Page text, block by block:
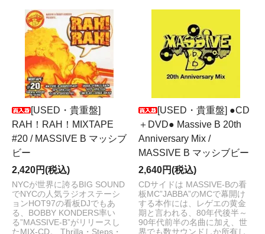
[USED・貴重盤]
RAH！RAH！MIXTAPE
#20 / MASSIVE B マッシブ
ビー
2,420円(税込)
NYCが世界に誇るBIG SOUND
でNYCの人気ラジオステーシ
ョンHOT97の看板DJでもあ
る、BOBBY KONDERS率い
る”MASSIVE-B”がリリースし
たMIX-CD。 Thrilla・Steps・
[USED・貴重盤] ●CD
＋DVD● Massive B 20th
Anniversary Mix /
MASSIVE B マッシブビー
2,640円(税込)
CDサイドは MASSIVE-Bの看
板MC”JABBA”のMCで幕開け
する本作には、レゲエの黄金
期と言われる、80年代後半～
90年代前半の名曲に加え、世
界でも数サウンドしか所有し